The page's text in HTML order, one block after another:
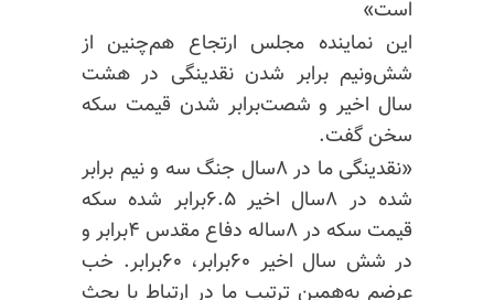
است»
این نماینده مجلس ارتجاع هم‌چنین از
شش‌ونیم برابر شدن نقدینگی در هشت
سال اخیر و شصت‌برابر شدن قیمت سکه
سخن گفت.
«نقدینگی ما در ۸‌سال جنگ سه و نیم برابر
شده در ۸‌سال اخیر ۶.۵‌برابر شده سکه
قیمت سکه در ۸‌ساله دفاع مقدس ۴‌برابر و
در شش سال اخیر ۶۰‌برابر، ۶۰‌برابر. خب
عرضم به‌همین ترتیب ما در ارتباط با بحث